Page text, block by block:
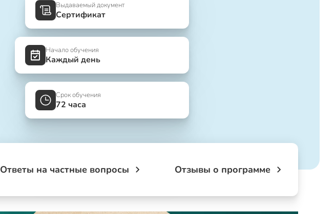
Выдаваемый документ
Сертификат
Начало обучения
Каждый день
Срок обучения
72 часа
Ответы на частные вопросы Отзывы о программе